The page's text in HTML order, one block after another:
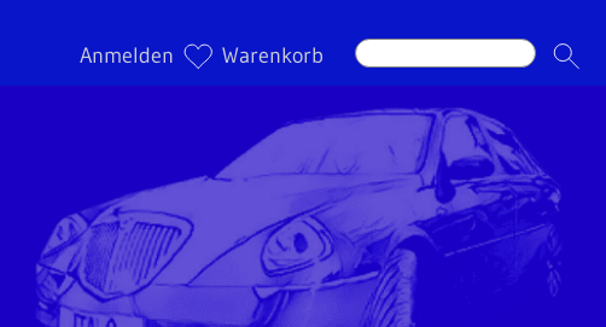
Anmelden Warenkorb